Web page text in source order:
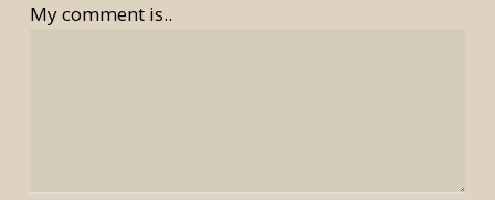
My comment is..